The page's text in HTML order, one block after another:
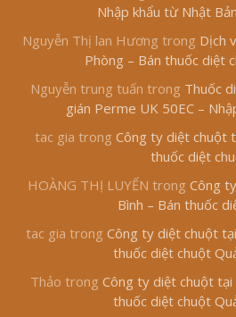
Nhập khẩu từ Nhật
Nguyễn Thị lan Hương trong Dịch
Phòng – Bán thuốc diệt
Nguyễn trung tuấn trong Thuốc
gián Perme UK 50EC –
tac gia trong Công ty diệt chuột
thuốc diệt
HOÀNG THỊ LUYẾN trong Công
Bình – Bán thuốc
tac gia trong Công ty diệt chuột
thuốc diệt chuột
Thảo trong Công ty diệt chuột
thuốc diệt chuột